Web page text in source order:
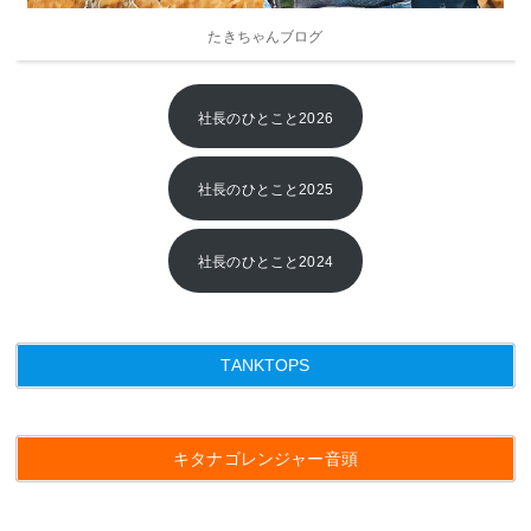
たきちゃんブログ
社長のひとこと2026
社長のひとこと2025
社長のひとこと2024
TANKTOPS
キタナゴレンジャー音頭